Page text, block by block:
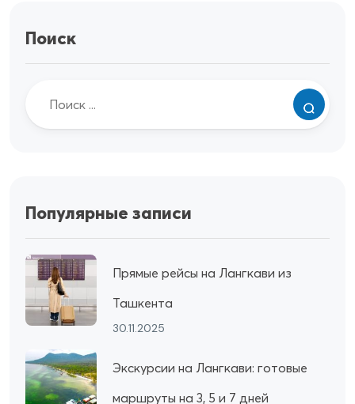
Поиск
Популярные записи
Прямые рейсы на Лангкави из
Ташкента
30.11.2025
Экскурсии на Лангкави: готовые
маршруты на 3, 5 и 7 дней